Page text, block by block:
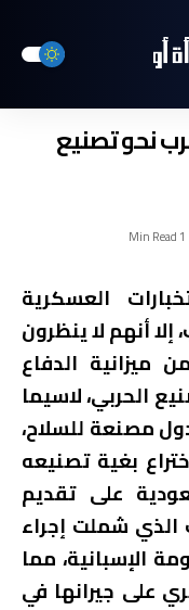
نحو تصنيع
1 Min Read
العسكرية
أنهم لا ينظرون
ميزانية الدفاع
الحربي، لاسيما
مصنعة للسلاح،
بغية تصنيعه
على تقديم
الذي شملت إجراء
الإسبانية، مما
على جيرانها في